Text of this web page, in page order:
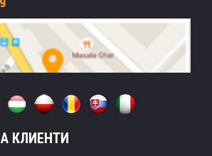
КЛИЕНТИ